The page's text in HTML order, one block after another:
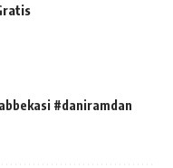
#daniramdan